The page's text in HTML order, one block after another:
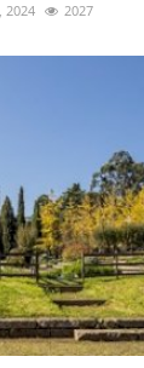
2024 2027